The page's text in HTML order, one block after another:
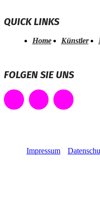
QUICK LINKS
Home Künstler
FOLGEN SIE UNS
Impressum